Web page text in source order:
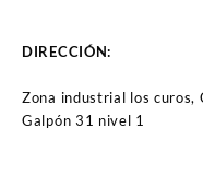
DIRECCIÓN:
Zona industrial los curos,
Galpón 31 nivel 1